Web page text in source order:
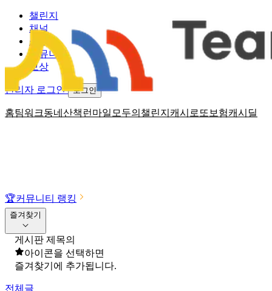
홈팀워크동네산책 런마일 모두의챌린지 캐시로또 보험캐시딜
챌린지
채널
소식
커뮤니티
보상
관리자 로그인 로그인
🏆커뮤니티 랭킹
즐겨찾기
게시판 제목의
아이콘을 선택하면
즐겨찾기에 추가됩니다.
전체글